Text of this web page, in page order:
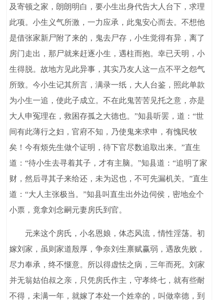
及寄顿之家，朗朗明白，要小生出身代告大人台下，求理
此项。小生义气所激，一力应承，此鬼安心而去。不想他
是借张家新尸附了来的，鬼去尸存，小生觉得有异，离了
房门走出，那尸就来赶逐小生，遇柱而抱。幸已天明，小
生得脱。故地方见此异事，其实乃友人这一点不平之怨气
所致。今小生记其所言，满录一纸，大人台鉴，照此单款
为小生一追，使此子成立。不在此鬼苦苦见托之意，亦是
大人申冤理在，救困存孤之大德也。”知县听罢，道：“世
间有此薄行之妇，官府不知，乃使鬼来求申，有愧民牧
矣！今有烦先生做个证明，待下官尽数追取出来。”直生
道：“待小生去寻着其子，才有主脑。”知县道：“追明了家
财，然后寻其子来给还，未为迟也，不可先漏机关。”直生
道：“大人主张极当。”知县叫直生出外边伺侯，密地佥个
小票，竟拿刘念嗣元妻房氏到官。
元来这个房氏，小名恩娘，体态风流，情性淫荡。初
嫁刘家，虽则家道殷厚，争奈刘生禀赋赢弱，遇敌先败，
尽力奉承，终不惬意。所以得虚怯之病，三年而死。刘家
并无翁姑伯叔之亲，只凭房氏作主，守孝终七，就有些耐
不得，未满一年，就嫁了本处一个姓幸的，叫做幸德，到